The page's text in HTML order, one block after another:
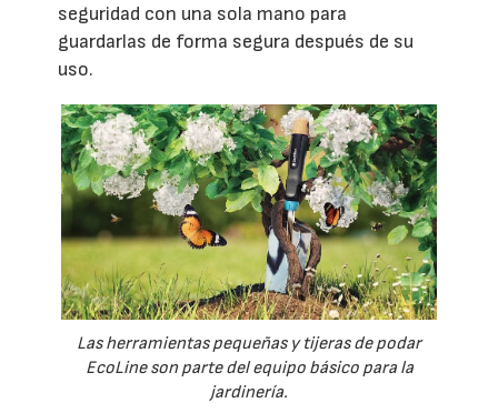
seguridad con una sola mano para
guardarlas de forma segura después de su
uso.
Las herramientas pequeñas y tijeras de podar
EcoLine son parte del equipo básico para la
jardinería.